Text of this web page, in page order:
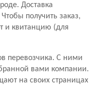
Доставка
получить заказ,
и квитанцию (для
перевозчика. С ними
вами компании.
на своих страницах